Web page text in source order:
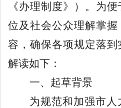
《办理制度》）。为
位及社会公众理解掌
容，确保各项规定落
解读如下：
一、起草背景
为规范和加强市